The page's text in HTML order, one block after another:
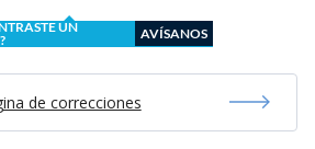
UN
AVÍSANOS
de correcciones